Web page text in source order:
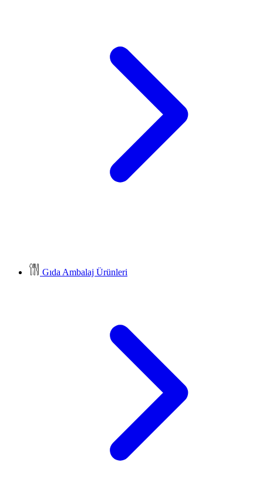
Gıda Ambalaj Ürünleri